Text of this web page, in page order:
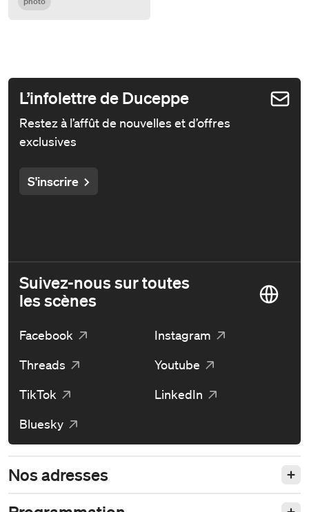
L’infolettre de Duceppe
Restez à l’affût de nouvelles et d’offres
exclusives
S'inscrire
Suivez-nous sur toutes
les scènes
Facebook
Instagram
Threads
Youtube
TikTok
LinkedIn
Bluesky
Nos adresses